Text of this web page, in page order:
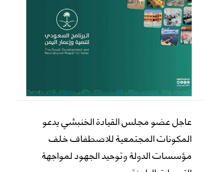
عاجل عضو مجلس القيادة الخنبشي يدعو
المكونات المجتمعية للاصطفاف خلف
مؤسسات الدولة وتوحيد الجهود لمواجهة